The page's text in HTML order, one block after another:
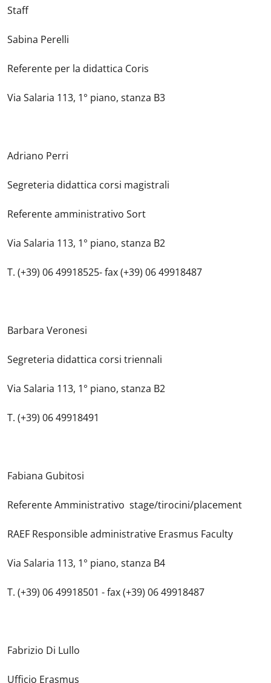
Staff
Sabina Perelli
Referente per la didattica Coris
Via Salaria 113, 1° piano, stanza B3
Adriano Perri
Segreteria didattica corsi magistrali
Referente amministrativo Sort
Via Salaria 113, 1° piano, stanza B2
T. (+39) 06 49918525- fax (+39) 06 49918487
Barbara Veronesi
Segreteria didattica corsi triennali
Via Salaria 113, 1° piano, stanza B2
T. (+39) 06 49918491
Fabiana Gubitosi
Referente Amministrativo stage/tirocini/placement
RAEF Responsible administrative Erasmus Faculty
Via Salaria 113, 1° piano, stanza B4
T. (+39) 06 49918501 - fax (+39) 06 49918487
Fabrizio Di Lullo
Ufficio Erasmus